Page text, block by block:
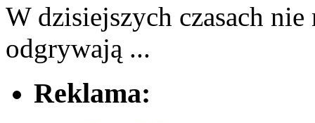
W dzisiejszych czasach
odgrywają ...
Reklama: